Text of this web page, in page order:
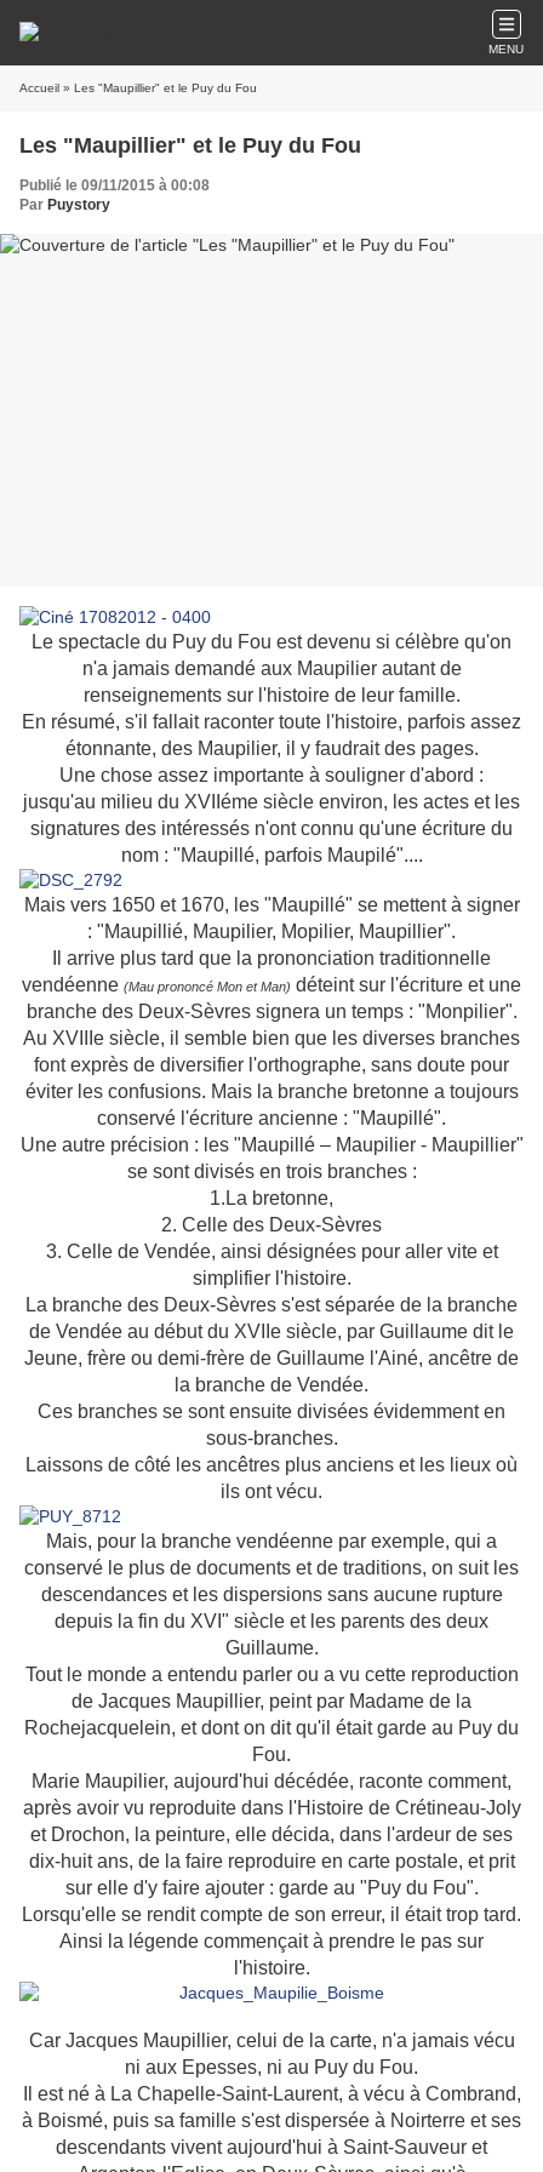
MENU
Accueil » Les "Maupillier" et le Puy du Fou
Les "Maupillier" et le Puy du Fou
Publié le 09/11/2015 à 00:08
Par Puystory
Le spectacle du Puy du Fou est devenu si célèbre qu'on
n'a jamais demandé aux Maupilier autant de
renseignements sur l'histoire de leur famille.
En résumé, s'il fallait raconter toute l'histoire, parfois assez
étonnante, des Maupilier, il y faudrait des pages.
Une chose assez importante à souligner d'abord :
jusqu'au milieu du XVIIéme siècle environ, les actes et les
signatures des intéressés n'ont connu qu'une écriture du
nom : "Maupillé, parfois Maupilé"....
Mais vers 1650 et 1670, les "Maupillé" se mettent à signer
: "Maupillié, Maupilier, Mopilier, Maupillier".
Il arrive plus tard que la prononciation traditionnelle
vendéenne (Mau prononcé Mon et Man) déteint sur l'écriture et une
branche des Deux-Sèvres signera un temps : "Monpilier".
Au XVIIIe siècle, il semble bien que les diverses branches
font exprès de diversifier l'orthographe, sans doute pour
éviter les confusions. Mais la branche bretonne a toujours
conservé l'écriture ancienne : "Maupillé".
Une autre précision : les "Maupillé – Maupilier - Maupillier"
se sont divisés en trois branches :
1. La bretonne,
2. Celle des Deux-Sèvres
3. Celle de Vendée, ainsi désignées pour aller vite et
simplifier l'histoire.
La branche des Deux-Sèvres s'est séparée de la branche
de Vendée au début du XVIIe siècle, par Guillaume dit le
Jeune, frère ou demi-frère de Guillaume l'Ainé, ancêtre de
la branche de Vendée.
Ces branches se sont ensuite divisées évidemment en
sous-branches.
Laissons de côté les ancêtres plus anciens et les lieux où
ils ont vécu.
Mais, pour la branche vendéenne par exemple, qui a
conservé le plus de documents et de traditions, on suit les
descendances et les dispersions sans aucune rupture
depuis la fin du XVI" siècle et les parents des deux
Guillaume.
Tout le monde a entendu parler ou a vu cette reproduction
de Jacques Maupillier, peint par Madame de la
Rochejacquelein, et dont on dit qu'il était garde au Puy du
Fou.
Marie Maupilier, aujourd'hui décédée, raconte comment,
après avoir vu reproduite dans l'Histoire de Crétineau-Joly
et Drochon, la peinture, elle décida, dans l'ardeur de ses
dix-huit ans, de la faire reproduire en carte postale, et prit
sur elle d'y faire ajouter : garde au "Puy du Fou".
Lorsqu'elle se rendit compte de son erreur, il était trop tard.
Ainsi la légende commençait à prendre le pas sur
l'histoire.
Car Jacques Maupillier, celui de la carte, n'a jamais vécu
ni aux Epesses, ni au Puy du Fou.
Il est né à La Chapelle-Saint-Laurent, à vécu à Combrand,
à Boismé, puis sa famille s'est dispersée à Noirterre et ses
descendants vivent aujourd'hui à Saint-Sauveur et